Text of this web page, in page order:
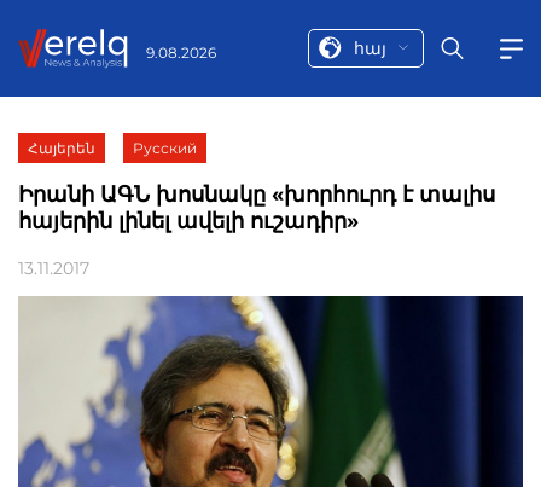
9.08.2026 հայ
Հայերեն Русский
Իրանի ԱԳՆ խոսնակը «խորհուրդ է տալիս
հայերին լինել ավելի ուշադիր»
13.11.2017